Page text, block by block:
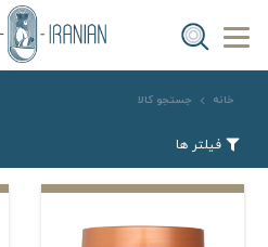
خانه جستجو کالا
فیلتر ها